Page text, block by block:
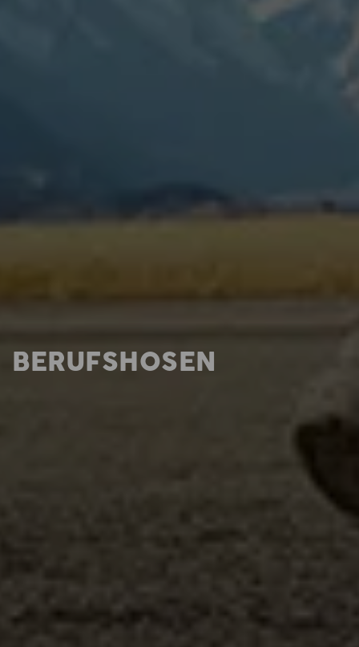
BERUFSHOSEN